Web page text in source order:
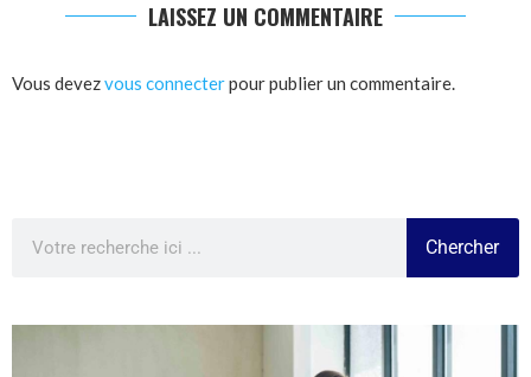
LAISSEZ UN COMMENTAIRE
Vous devezvous connecterpour publier un commentaire.
Chercher